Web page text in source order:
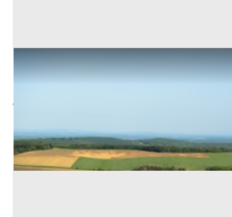
Terreni all'asta a Birori
4.000 €
Asta chiusa